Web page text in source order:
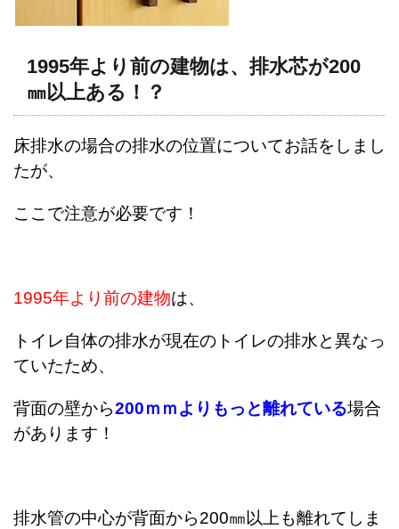
1995年より前の建物は、排水芯が200
㎜以上ある！？
床排水の場合の排水の位置についてお話をしまし
たが、
ここで注意が必要です！
1995年より前の建物は、
トイレ自体の排水が現在のトイレの排水と異なっ
ていたため、
背面の壁から200ｍｍよりもっと離れている場合
があります！
排水管の中心が背面から200㎜以上も離れてしま